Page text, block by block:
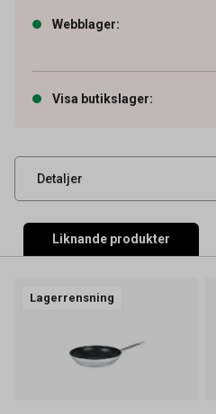
Webblager:
Visa butikslager:
Detaljer
Artikelnummer
UNSPSC
Liknande produkter
Lagerrensning